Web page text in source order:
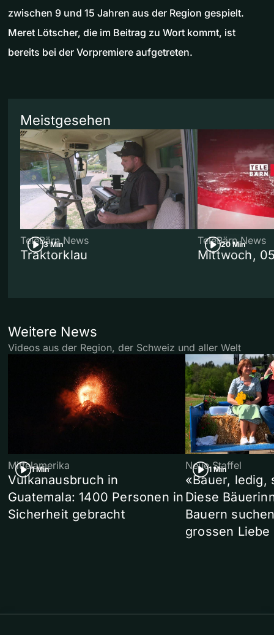
zwischen 9 und 15 Jahren aus der Region gespielt.
Meret Lötscher, die im Beitrag zu Wort kommt, ist
bereits bei der Vorpremiere aufgetreten.
Meistgesehen
3 Min
TeleBärn News
Traktorklau
20 Min
TeleBärn News
Mittwoch,
Weitere News
Videos aus der Region, der Schweiz und aller Welt
1 Min
Mittelamerika
Vulkanausbruch in
Guatemala: 1400 Personen in
Sicherheit gebracht
1 Min
Neue Staffel
«Bauer, ledig,
Diese
Bauern
grossen Liebe